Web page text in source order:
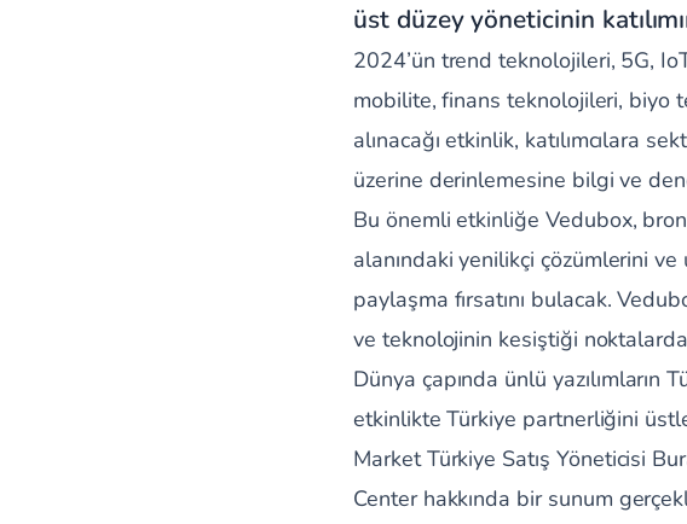
üst düzey yöneticinin
2024’ün trend teknolojileri, 5G,
mobilite, finans teknolojileri, biyo
alınacağı etkinlik, katılımcılara
üzerine derinlemesine bilgi ve
Bu önemli etkinliğe Vedubox,
alanındaki yenilikçi çözümlerini
paylaşma fırsatını bulacak.
ve teknolojinin kesiştiği
Dünya çapında ünlü
etkinlikte Türkiye partnerliğini
Market Türkiye Satış Yöneticisi
Center hakkında bir sunum